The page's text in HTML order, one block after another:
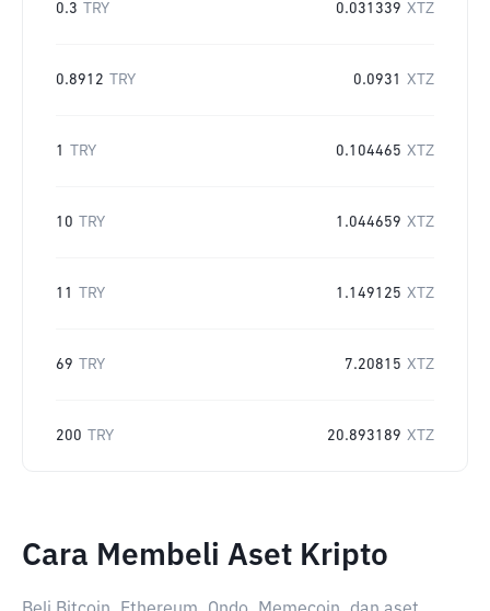
0.3 TRY 0.031339 XTZ
0.8912 TRY 0.0931 XTZ
1 TRY 0.104465 XTZ
10 TRY 1.044659 XTZ
11 TRY 1.149125 XTZ
69 TRY 7.20815 XTZ
200 TRY 20.893189 XTZ
Cara Membeli Aset Kripto